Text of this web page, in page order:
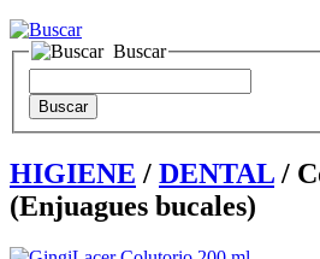
Buscar
HIGIENE / DENTAL /
(Enjuagues bucales)